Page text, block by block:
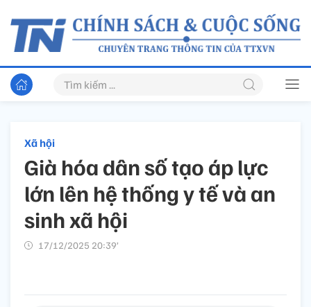
Xã hội
Già hóa dân số tạo áp lực
lớn lên hệ thống y tế và an
sinh xã hội
17/12/2025 20:39’